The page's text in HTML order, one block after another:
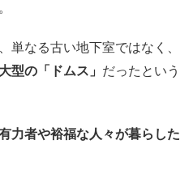
単なる古い地下室ではなく、
大型の「ドムス」 だったという
力者や裕福な人々が暮らした